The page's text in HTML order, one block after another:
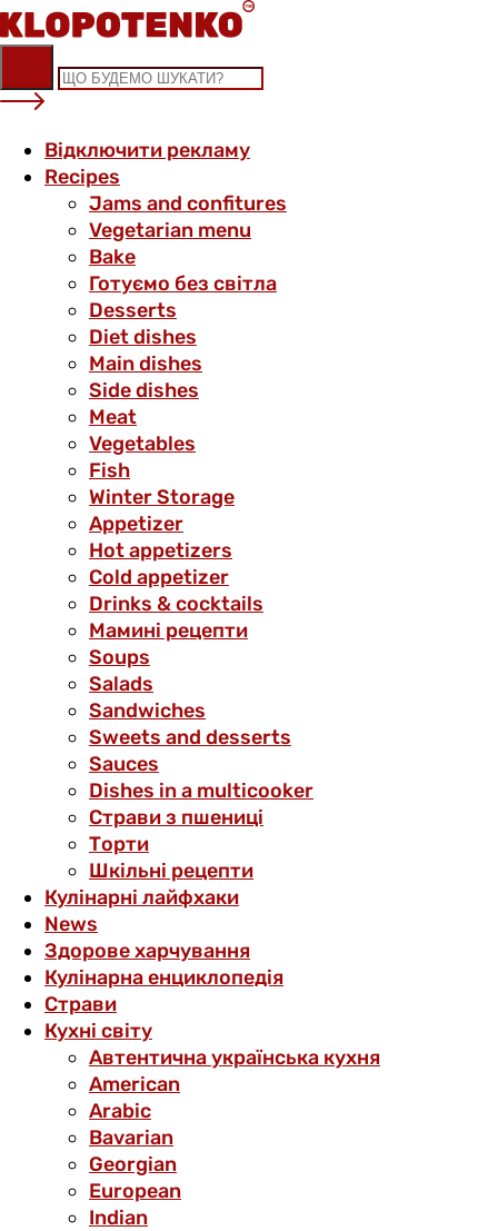
Skip
to
content
Відключити рекламу
Recipes
Jams and confitures
Vegetarian menu
Bake
Готуємо без світла
Desserts
Diet dishes
Main dishes
Side dishes
Meat
Vegetables
Fish
Winter Storage
Аppetizer
Hot appetizers
Cold appetizer
Drinks & cocktails
Мамині рецепти
Soups
Salads
Sandwiches
Sweets and desserts
Sauces
Dishes in a multicooker
Страви з пшениці
Торти
Шкільні рецепти
Кулінарні лайфхаки
News
Здорове харчування
Кулінарна енциклопедія
Страви
Кухні світу
Автентична українська кухня
American
Arabic
Bavarian
Georgian
European
Indian